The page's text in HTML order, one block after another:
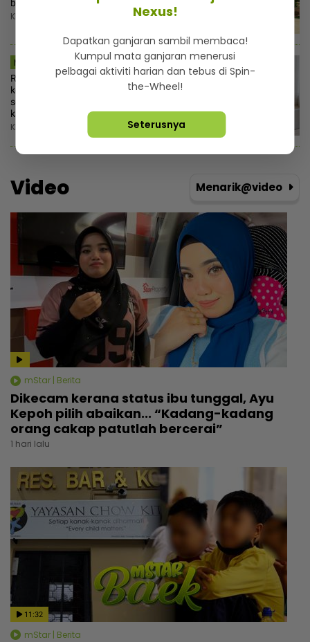
berita pemergian ‘Cik Man‘
Khamis, 6 Ogos 2026 3:00 PM
MSTAR | MYR
Ramai buat silap guna dana
kecemasan bayar cukai jalan,
seeloknya mula asingkan duit ikut 6
kategori ini
Khamis, 6 Ogos 2026 2:30 PM
Video Menarik@video
mStar | Berita
Dikecam kerana status ibu tunggal, Ayu
Kepoh pilih abaikan... “Kadang-kadang
orang cakap patutlah bercerai”
1 hari lalu
11:32
mStar | Berita
Nexus!
Dapatkan ganjaran sambil membaca!
Kumpul mata ganjaran menerusi
pelbagai aktiviti harian dan tebus di Spin-
the-Wheel!
Seterusnya